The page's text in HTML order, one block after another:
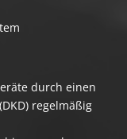
durch einen
regelmäßig